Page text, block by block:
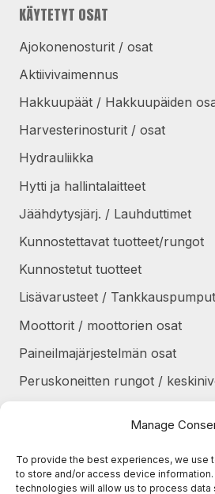
Manage
To provide the best experiences, we use
to store and/or access device
technologies will allow us to process data
KÄYTETYT OSAT
Ajokonenosturit / osat
Aktiivivaimennus
Hakkuupäät / Hakkuupäiden
Harvesterinosturit / osat
Hydrauliikka
Hytti ja hallintalaitteet
Jäähdytysjärj. / Lauhduttimet
Kunnostettavat tuotteet/rungot
Kunnostetut tuotteet
Lisävarusteet /
Moottorit / moottorien osat
Paineilmajärjestelmän osat
Peruskoneitten rungot /
Suojapellit / panssarit / portaat